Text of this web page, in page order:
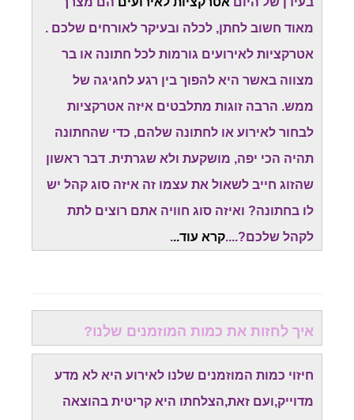
מאוד חשוב לחתן, לכלה ובעיקר לאורחים שלכם .
אטרקציות לאירועים גורמות לכל חתונה או בר
מצווה באשר היא להפוך בין רגע לחגיגה של
ממש. הרבה זוגות מתלבטים איזה אטרקציות
לבחור לאירוע או לחתונה שלהם, כדי שהחתונה
תהיה הכי יפה, מושקעת ולא שגרתית. דבר ראשון
שהזוג חייב לשאול את עצמו זה איזה סוג קהל יש
לו בחתונה? ואיזה סוג חוויה אתם רוצים לתת
לקהל שלכם?....קרא עוד...
איך לחזות את כמות המוזמנים שלנו?
חיזוי כמות המוזמנים שלנו לאירוע היא לא מדע
מדוייק,ועם זאת,הצלחתו היא קריטית בהוצאה